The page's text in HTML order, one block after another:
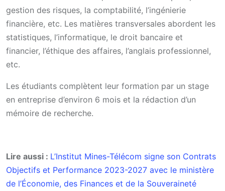
gestion des risques, la comptabilité, l’ingénierie
financière, etc. Les matières transversales abordent les
statistiques, l’informatique, le droit bancaire et
financier, l’éthique des affaires, l’anglais professionnel,
etc.
Les étudiants complètent leur formation par un stage
en entreprise d’environ 6 mois et la rédaction d’un
mémoire de recherche.
Lire aussi : L’Institut Mines-Télécom signe son Contrats
Objectifs et Performance 2023-2027 avec le ministère
de l’Économie, des Finances et de la Souveraineté